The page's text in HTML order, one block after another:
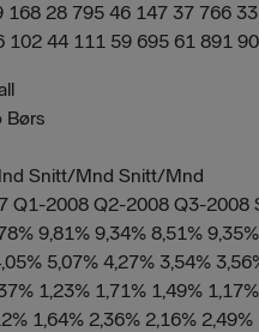
168 28 795 46 147 37 766
102 44 111 59 695 61 891
Børs
Snitt/Mnd Snitt/Mnd
Q1-2008 Q2-2008 Q3-2008
9,81% 9,34% 8,51% 9,35%
5,07% 4,27% 3,54%
1,23% 1,71% 1,49%
1,64% 2,36% 2,16% 2,49%